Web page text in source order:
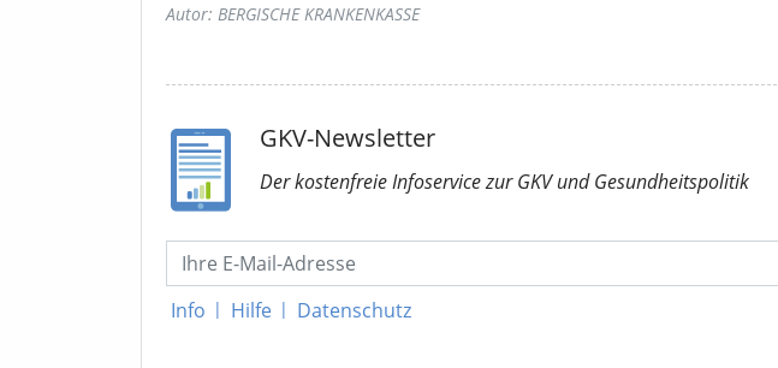
Autor: BERGISCHE KRANKENKASSE
GKV-Newsletter
Der kostenfreie Infoservicezur GKVund Gesundheitspolitik
Info | Hilfe | Datenschutz